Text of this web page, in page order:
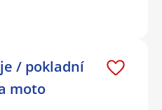
/ pokladní
moto